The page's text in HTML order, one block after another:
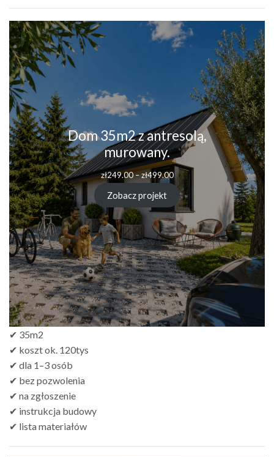
Dom 35m2 z antresolą,
murowany.
zł249.00–zł499.00Zakres
cen:
od
zł249.00
do
zł499.00
Zobacz projekt
✔ 35m2
✔ koszt ok. 120tys
✔ dla 1–3 osób
✔ bez pozwolenia
✔ na zgłoszenie
✔ instrukcja budowy
✔ lista materiałów